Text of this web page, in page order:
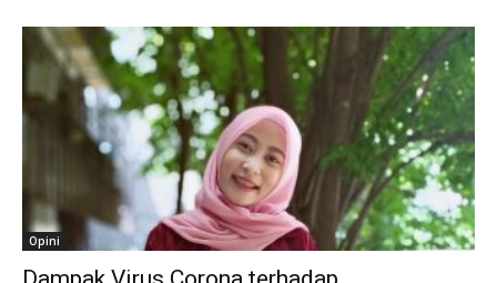
Opini